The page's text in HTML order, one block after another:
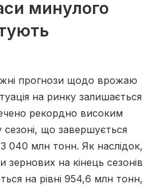
минулого
прогнози щодо врожаю
на ринку залишається
рекордно високим
що завершується
040 млн тонн. Як наслідок,
зернових на кінець сезонів
на рівні 954,6 млн тонн,